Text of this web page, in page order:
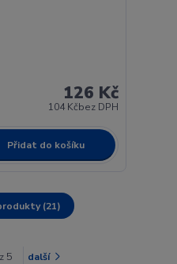
126 Kč
104 Kčbez DPH
Přidat do košíku
(21)
z 5 další